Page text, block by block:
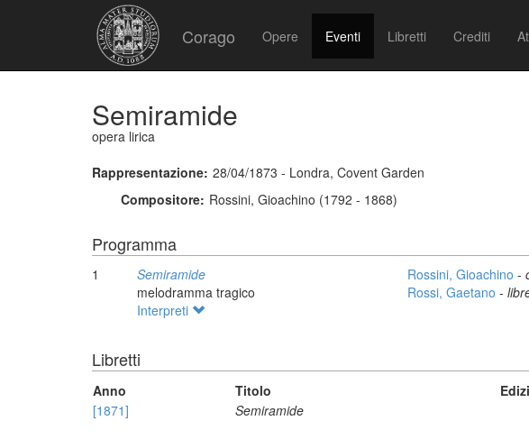
Corago Opere Eventi Libretti Crediti
Semiramide
opera lirica
Rappresentazione: 28/04/1873 - Londra, Covent Garden
Compositore: Rossini, Gioachino (1792 - 1868)
Programma
1
Semiramide
melodramma tragico
Rossini, Gioachino -
Rossi, Gaetano -
Interpreti
Libretti
Anno Titolo
[1871]
Semiramide